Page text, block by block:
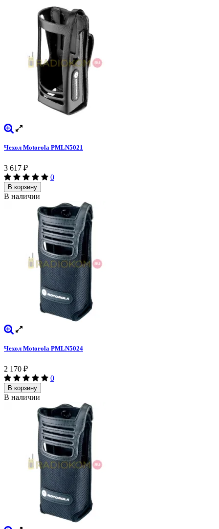
Чехол Motorola PMLN5021
3 617 ₽
0
В корзину
В наличии
Чехол Motorola PMLN5024
2 170 ₽
0
В корзину
В наличии